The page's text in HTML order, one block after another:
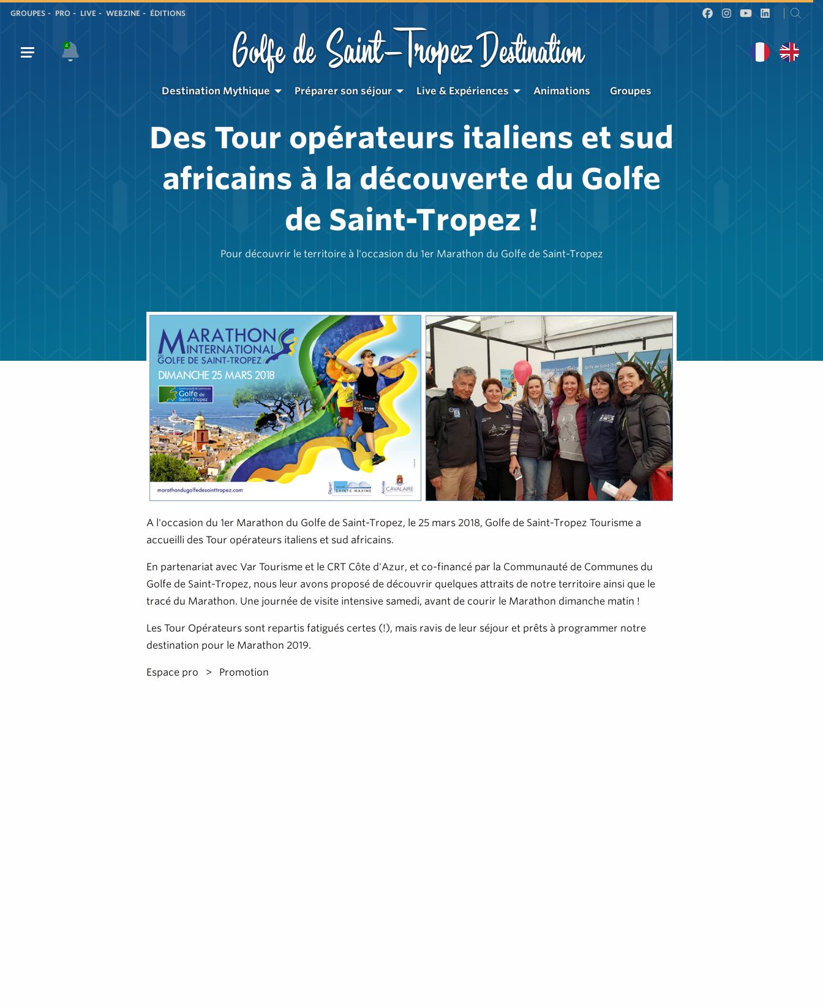
GROUPES PRO LIVE WEBZINE ÉDITIONS
4 Golfe de Saint-TropezDestination
Destination Mythique Préparer son séjour Live & Expériences Animations Groupes
Des Tour opérateurs italiens et sud
africains à la découverte du Golfe
de Saint-Tropez !
Pour découvrir le territoire à l'occasion du 1er Marathon du Golfe de Saint-Tropez
A l'occasion du 1er Marathon du Golfe de Saint-Tropez, le 25 mars 2018, Golfe de Saint-Tropez Tourisme a
accueilli des Tour opérateurs italiens et sud africains.
En partenariat avec Var Tourisme et le CRT Côte d'Azur, et co-financé par la Communauté de Communes du
Golfe de Saint-Tropez, nous leur avons proposé de découvrir quelques attraits de notre territoire ainsi que le
tracé du Marathon. Une journée de visite intensive samedi, avant de courir le Marathon dimanche matin !
Les Tour Opérateurs sont repartis fatigués certes (!), mais ravis de leur séjour et prêts à programmer notre
destination pour le Marathon 2019.
Espace pro Promotion